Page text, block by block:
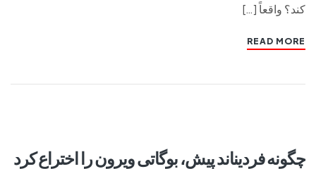
کند؟ واقعاً […]
READ MORE
چگونه فردیناند پیش، بوگاتی ویرون را اختراع کرد